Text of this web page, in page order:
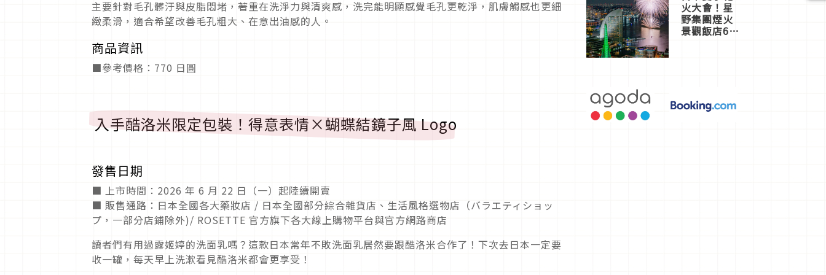
主要針對毛孔髒汙與皮脂悶堵，著重在洗淨力與清爽感，洗完能明顯感覺毛孔更乾淨，肌膚觸感也更細
緻柔滑，適合希望改善毛孔粗大、在意出油感的人。
商品資訊
■參考價格：770 日圓
入手酷洛米限定包裝！得意表情×蝴蝶結鏡子風 Logo
發售日期
■ 上市時間：2026 年 6 月 22 日（一）起陸續開賣
■ 販售通路：日本全國各大藥妝店 / 日本全國部分綜合雜貨店、生活風格選物店（バラエティショッ
プ，一部分店鋪除外)/ ROSETTE 官方旗下各大線上購物平台與官方網路商店
讀者們有用過露姬婷的洗面乳嗎？這款日本常年不敗洗面乳居然要跟酷洛米合作了！下次去日本一定要
收一罐，每天早上洗漱看見酷洛米都會更享受！
火大會！星
野集團煙火
景觀飯店6